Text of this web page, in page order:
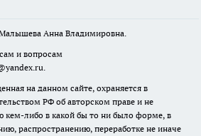
Анна Владимировна.
и вопросам
на данном сайте, охраняется в
РФ об авторском праве и не
кем-либо в какой бы то ни было форме, в
распространению, переработке не иначе